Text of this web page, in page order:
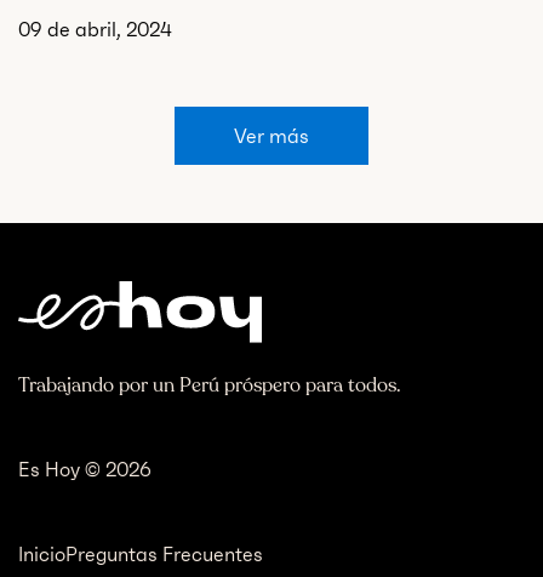
09 de abril, 2024
Ver más
Trabajando por un Perú próspero para todos.
Es Hoy © 2026
InicioPreguntas Frecuentes